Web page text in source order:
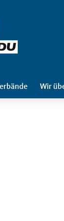
Wir